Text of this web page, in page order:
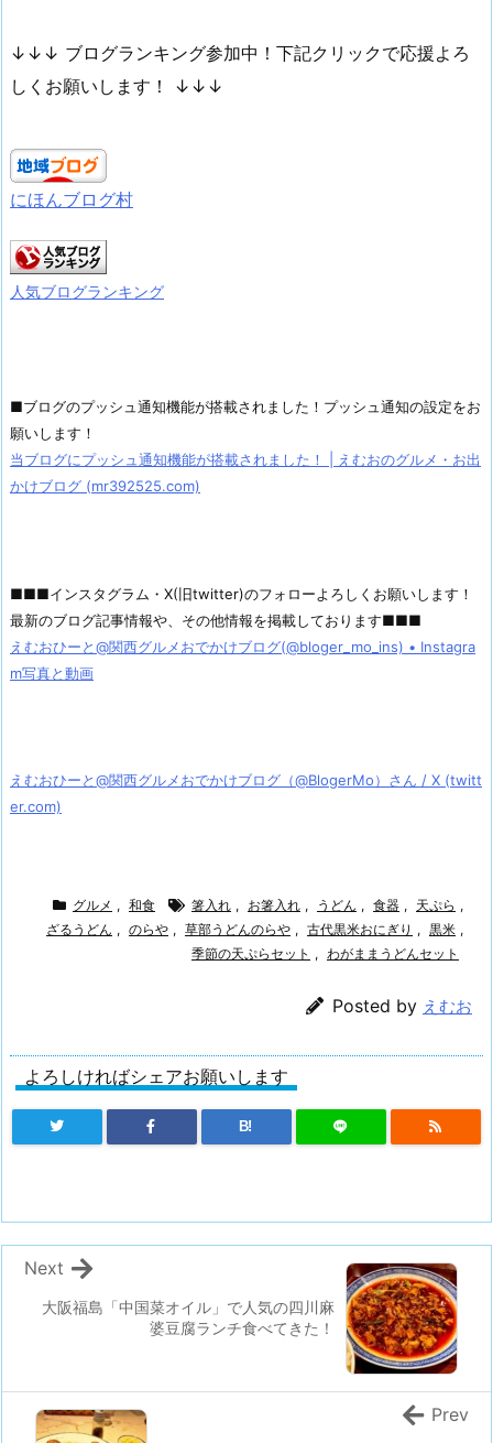
↓↓↓ ブログランキング参加中！下記クリックで応援よろ
しくお願いします！ ↓↓↓
にほんブログ村
人気ブログランキング
■ブログのプッシュ通知機能が搭載されました！プッシュ通知の設定をお
願いします！
当ブログにプッシュ通知機能が搭載されました！ | えむおのグルメ・お出
かけブログ (mr392525.com)
■■■インスタグラム・X(旧twitter)のフォローよろしくお願いします！
最新のブログ記事情報や、その他情報を掲載しております■■■
えむおひーと@関西グルメおでかけブログ(@bloger_mo_ins) • Instagra
m写真と動画
えむおひーと@関西グルメおでかけブログ（@BlogerMo）さん / X (twitt
er.com)
グルメ , 和食 箸入れ , お箸入れ , うどん , 食器 , 天ぷら ,
ざるうどん , のらや , 草部うどんのらや , 古代黒米おにぎり , 黒米 ,
季節の天ぷらセット , わがままうどんセット
Posted by えむお
よろしければシェアお願いします
B!
大阪福島「中国菜オイル」で人気の四川麻
婆豆腐ランチ食べてきた！
Next
Prev